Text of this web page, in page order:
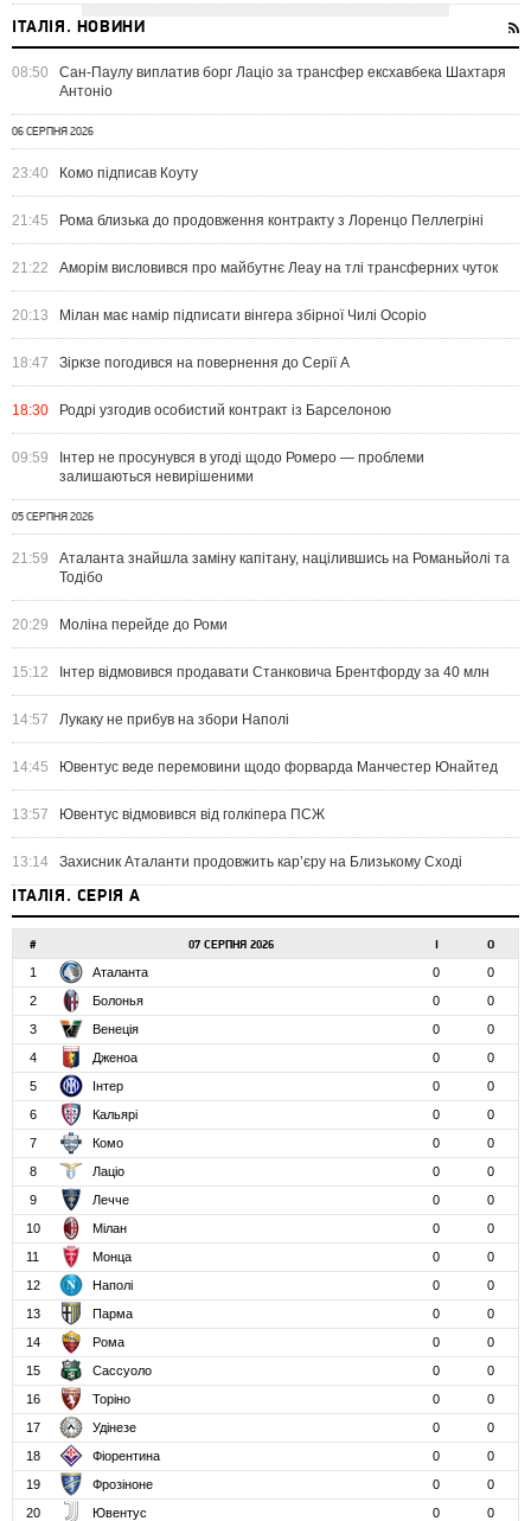
ІТАЛІЯ. НОВИНИ
08:50
Сан-Паулу виплатив борг Лаціо за трансфер ексхавбека Шахтаря
Антоніо
06 СЕРПНЯ 2026
23:40 Комо підписав Коуту
21:45 Рома близька до продовження контракту з Лоренцо Пеллегріні
21:22 Аморім висловився про майбутнє Леау на тлі трансферних чуток
20:13 Мілан має намір підписати вінгера збірної Чилі Осоріо
18:47 Зіркзе погодився на повернення до Серії А
18:30 Родрі узгодив особистий контракт із Барселоною
09:59
Інтер не просунувся в угоді щодо Ромеро — проблеми
залишаються невирішеними
05 СЕРПНЯ 2026
21:59
Аталанта знайшла заміну капітану, націлившись на Романьйолі та
Тодібо
20:29 Моліна перейде до Роми
15:12 Інтер відмовився продавати Станковича Брентфорду за 40 млн
14:57 Лукаку не прибув на збори Наполі
14:45 Ювентус веде перемовини щодо форварда Манчестер Юнайтед
13:57 Ювентус відмовився від голкіпера ПСЖ
13:14 Захисник Аталанти продовжить кар’єру на Близькому Сході
ІТАЛІЯ. СЕРІЯ А
# 07 СЕРПНЯ 2026 О
1 Аталанта 0
0
2
Болонья 0
0
3
Венеція 0
0
4
Дженоа 0
0
5
Інтер 0
0
6
Кальярі 0
0
7
Комо 0
0
8
Лаціо 0
0
9
Лечче 0
0
10
Мілан 0
0
11
Монца 0
0
12
Наполі 0
0
13
Парма 0
0
14
Рома 0
0
15
Сассуоло 0
0
16
Торіно 0
0
17
Удінезе 0
0
18
Фіорентина 0
0
19
Фрозіноне 0
0
20
Ювентус 0 0